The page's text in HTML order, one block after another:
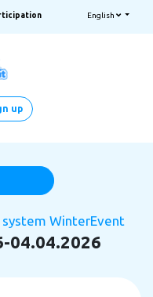
English
up
WinterEvent
04.04.2026